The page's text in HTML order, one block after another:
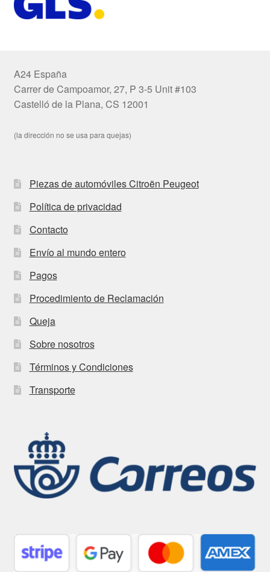
A24 España
Carrer de Campoamor, 27, P 3-5 Unit #103
Castelló de la Plana, CS 12001
(la dirección no se usa para quejas)
Piezas de automóviles Citroën Peugeot
Política de privacidad
Contacto
Envío al mundo entero
Pagos
Procedimiento de Reclamación
Queja
Sobre nosotros
Términos y Condiciones
Transporte